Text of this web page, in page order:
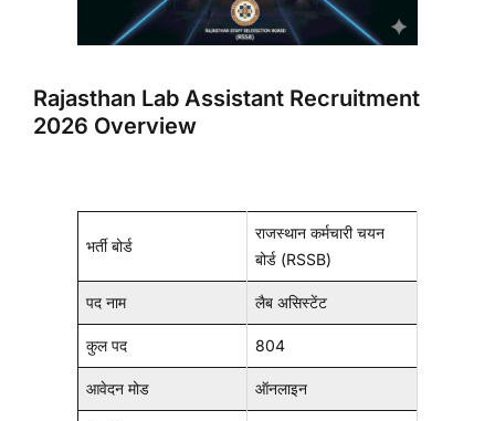
Rajasthan Lab Assistant Recruitment
2026 Overview
भर्ती बोर्ड
राजस्थान कर्मचारी चयन
बोर्ड (RSSB)
पद नाम लैब असिस्टेंट
कुल पद 804
आवेदन मोड ऑनलाइन